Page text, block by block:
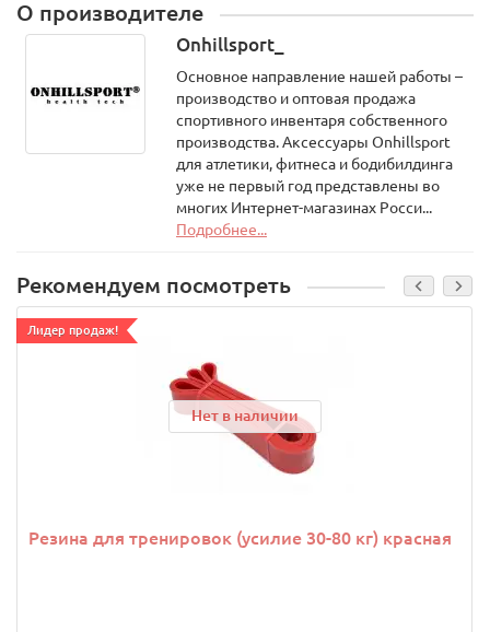
О производителе
Onhillsport_
Основное направление нашей работы –
производство и оптовая продажа
спортивного инвентаря собственного
производства. Аксессуары Onhillsport
для атлетики, фитнеса и бодибилдинга
уже не первый год представлены во
многих Интернет-магазинах Росси...
Подробнее...
Рекомендуем посмотреть
Лидер продаж!
Нет в наличии
Резина для тренировок (усилие 30-80 кг) красная